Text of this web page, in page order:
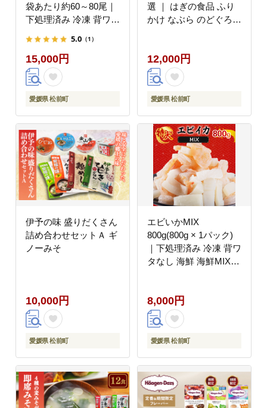
袋あたり約60～80尾｜
下処理済み 冷凍 背ワタ
海老 エビ えび 簡単 下
処理 えび,簡単調理,え
び,調理済,えび,エビ,海
老,
5.0 （1）
15,000円
愛媛県 松前町
選 ｜ はぎの食品 ふり
かけ なぶら のどぐろ
なぎ ごはん ごはんのお
供 愛媛県 松前町
12,000円
愛媛県 松前町
伊予の味 盛りだくさん
詰め合わせセットＡ ギ
ノーみそ
10,000円
愛媛県 松前町
エビいかMIX
800g(800g × 1パック)
｜下処理済み 冷凍 背ワ
タなし 海鮮 海鮮MIX
8,000円
愛媛県 松前町